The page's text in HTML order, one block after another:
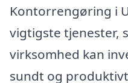
Kontorrengøring i
vigtigste tjenester,
virksomhed kan
sundt og